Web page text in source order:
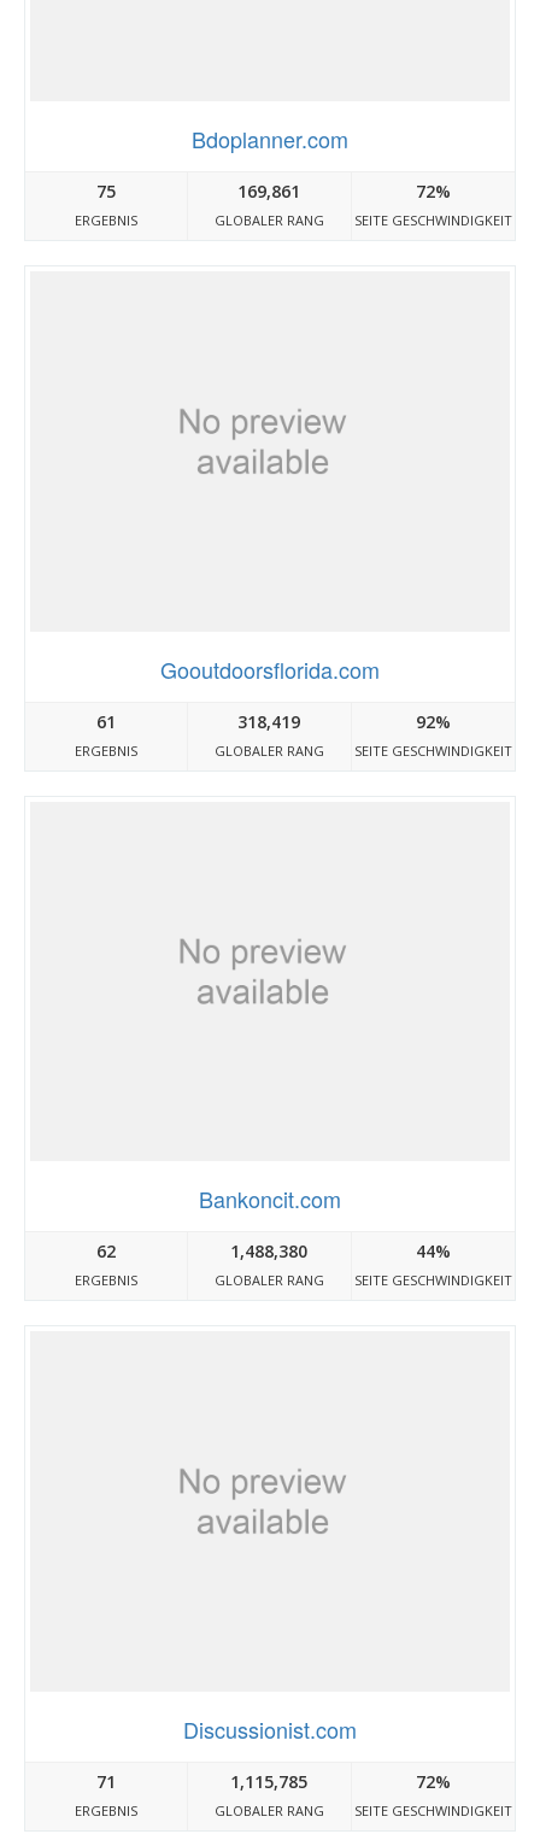
Bdoplanner.com
75
ERGEBNIS
169,861
GLOBALER RANG
72%
SEITE GESCHWINDIGKEIT
Gooutdoorsflorida.com
61
ERGEBNIS
318,419
GLOBALER RANG
92%
SEITE GESCHWINDIGKEIT
Bankoncit.com
62
ERGEBNIS
1,488,380
GLOBALER RANG
44%
SEITE GESCHWINDIGKEIT
Discussionist.com
71
ERGEBNIS
1,115,785
GLOBALER RANG
72%
SEITE GESCHWINDIGKEIT